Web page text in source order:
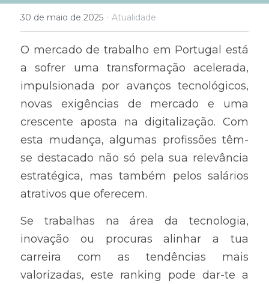
30 de maio de 2025 · Atualidade
O mercado de trabalho em Portugal está
a sofrer uma transformação acelerada,
impulsionada por avanços tecnológicos,
novas exigências de mercado e uma
crescente aposta na digitalização. Com
esta mudança, algumas profissões têm-
se destacado não só pela sua relevância
estratégica, mas também pelos salários
atrativos que oferecem.
Se trabalhas na área da tecnologia,
inovação ou procuras alinhar a tua
carreira com as tendências mais
valorizadas, este ranking pode dar-te a